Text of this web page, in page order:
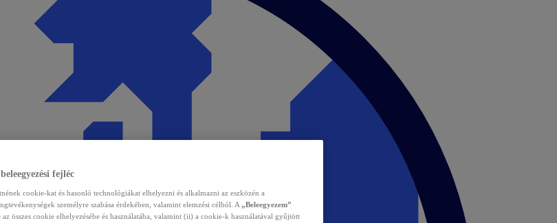
fejléc
cookie-kat és hasonló technológiákat elhelyezni és alkalmazni az eszközén a
személyre szabása érdekében, valamint elemzési célból. A „Beleegyezem”
összes cookie elhelyezésébe és használatába, valamint (ii) a cookie-k használatával gyűjtött